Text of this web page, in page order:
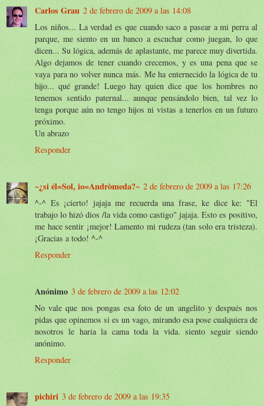
Carlos Grau 2 de febrero de 2009 a las 14:08
Los niños... La verdad es que cuando saco a pasear a mi perra al
parque, me siento en un banco a escuchar como juegan, lo que
dicen... Su lógica, además de aplastante, me parece muy divertida.
Algo dejamos de tener cuando crecemos, y es una pena que se
vaya para no volver nunca más. Me ha enternecido la lógica de tu
hijo... qué grande! Luego hay quien dice que los hombres no
tenemos sentido paternal... aunque pensándolo bien, tal vez lo
tenga porque aún no tengo hijos ni vistas a tenerlos en un futuro
próximo.
Un abrazo
Responder
~¿si él=Sol, io=Andròmeda?~ 2 de febrero de 2009 a las 17:26
^-^ Es ¡cierto! jajaja me recuerda una frase, ke dice ke: "El
trabajo lo hizó dios /la vida como castigo" jajaja. Esto es positivo,
me hace sentir ¡mejor! Lamento mi rudeza (tan solo era tristeza).
¡Gracias a todo! ^-^
Responder
Anónimo 3 de febrero de 2009 a las 12:02
No vale que nos pongas esa foto de un angelito y después nos
pidas que opinemos si es un vago, mirando esa pose cualquiera de
nosotros le haria la cama toda la vida. siento seguir siendo
anónimo.
Responder
pichiri 3 de febrero de 2009 a las 19:35